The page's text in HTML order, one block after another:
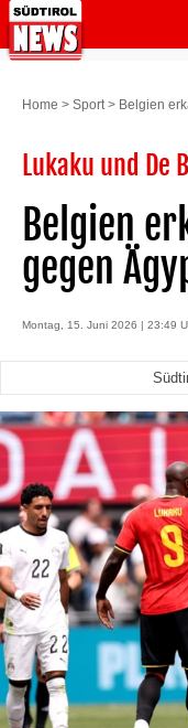
Home > Sport> Belgien
Lukaku und De
Belgien
gegen
Montag, 15. Juni 2026 | 23:49